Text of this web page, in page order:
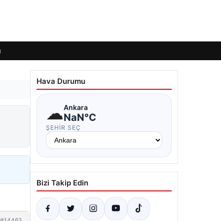
Hava Durumu
☁Ankara
NaN°C
ŞEHIR SEÇ
Bizi Takip Edin